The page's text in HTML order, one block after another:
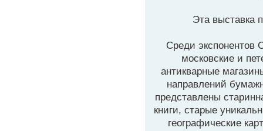
Эта выставка
Среди экспонентов
московские и
антикварные
направлений
представлены
книги, старые
географические